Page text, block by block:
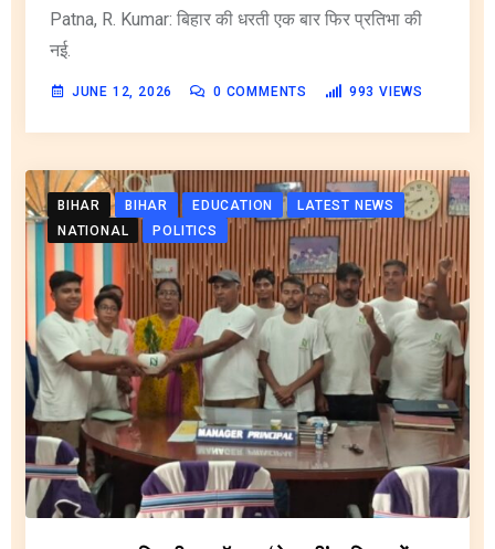
Patna, R. Kumar: बिहार की धरती एक बार फिर प्रतिभा की
नई.
JUNE 12, 2026 0 COMMENTS 993 VIEWS
BIHAR BIHAR EDUCATION
LATEST NEWS
NATIONAL
POLITICS